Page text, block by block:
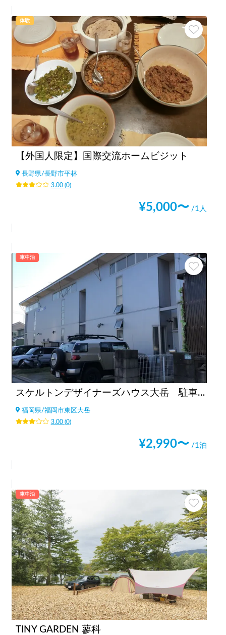
体験
【外国人限定】国際交流ホームビジット
長野県/長野市平林
3.00(0)
¥5,000〜 /1人
車中泊
スケルトンデザイナーズハウス大岳 駐車場
福岡県/福岡市東区大岳
3.00(0)
¥2,990〜 /1泊
車中泊
TINY GARDEN 蓼科